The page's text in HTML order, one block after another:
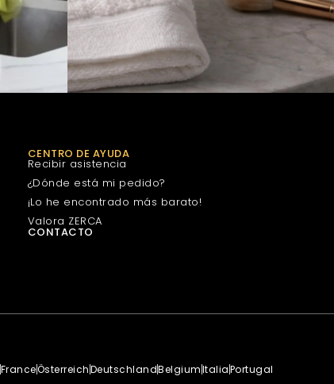
CENTRO DE AYUDA
Recibir asistencia
¿Dónde está mi pedido?
¡Lo he encontrado más barato!
Valora ZERCA
CONTACTO
FranceÖsterreichDeutschlandBelgiumItaliaPortugal